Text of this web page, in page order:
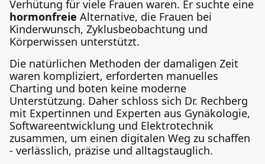
Verhütung für viele Frauen waren. Er suchte eine
hormonfreie Alternative, die Frauen bei
Kinderwunsch, Zyklusbeobachtung und
Körperwissen unterstützt.
Die natürlichen Methoden der damaligen Zeit
waren kompliziert, erforderten manuelles
Charting und boten keine moderne
Unterstützung. Daher schloss sich Dr. Rechberg
mit Expertinnen und Experten aus Gynäkologie,
Softwareentwicklung und Elektrotechnik
zusammen, um einen digitalen Weg zu schaffen
- verlässlich, präzise und alltagstauglich.